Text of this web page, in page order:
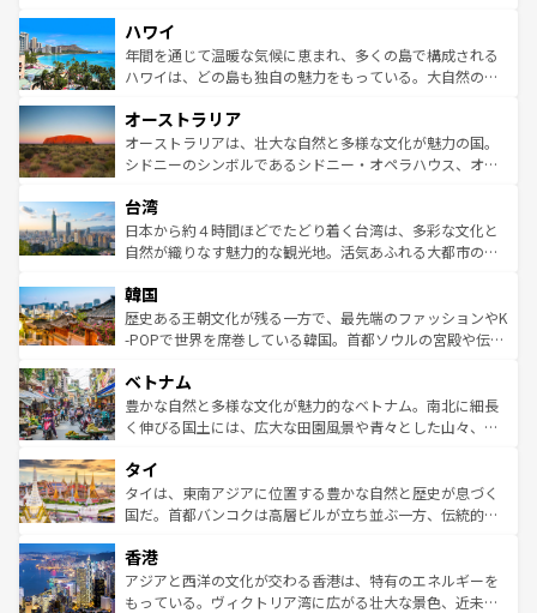
ば市内交通費無料で観光を楽しむこともできる。 なお、新
着のスイス情報はコンテンツ一覧 を参照してほしい。
のような巨大都市は、観光、ショッピング、エンターテイ
ンメントが詰まった刺激的なスポットだ。一方、アメリカ
西部には大自然が広がり、グランドキャニオンやイエロー
部のニューオーリンズでは、音楽と美食が融合した独特の
文化が魅力。旅行者はアメリカの各地域で異なる魅力を楽
しみながら、その多様性と豊かな歴史を感じることができ
ならではの贅沢な旅のスタイルだ。 なお、新着のアメリカ
情報はコンテンツ一覧を参照してほしい。
ハワイ
年間を通じて温暖な気候に恵まれ、多くの島で構成される
ハワイは、どの島も独自の魅力をもっている。大自然の神
ワイ島は見逃せない。また、定番の観光地といえばオアフ
島だが、静かな自然を求めるならマウイ島やカウアイ島が
おすすめ。エメラルドグリーンに輝く海をはじめ、豊かな
れるおもてなしの心で訪れる人々を迎えてくれるハワイの
人々、おいしいローカルフードやハワイアンミュージッ
ク、伝統的なフラダンスなど、すべてがハワイの魅力を彩
ワイを、存分に味わってほしい。 なお、新着のハワイ情報
はコンテンツ一覧を参照してほしい。
オーストラリア
オーストラリアは、壮大な自然と多様な文化が魅力の国。
シドニーのシンボルであるシドニー・オペラハウス、オー
リアリーフや大陸中央部にそびえるウルル（エアーズロッ
ク）、タスマニアの美しい原生林やケアンズの熱帯雨林な
ど、見どころがたくさん。また、カフェやワイン、オージ
いる。アクティビティも充実しており、サーフィンやダイ
ビング、ハイキングなど、アウトドア好きにはたまらな
い。オーストラリアの多彩な魅力を存分に味わいつくそ
参照してほしい。
台湾
日本から約４時間ほどでたどり着く台湾は、多彩な文化と
自然が織りなす魅力的な観光地。活気あふれる大都市の台
ン）、静ひつな山岳地帯である台湾東部など、都市の喧騒
と山間の静けさが共存しており、訪れる人に新しい発見と
驚きをもたらしてくれる。また、奥深い台湾の食文化も魅
容にもいいと評判のスイーツなど、バラエティ豊かな料理
が味わえる。 なお、新着の台湾情報は コンテンツ一覧を参
照してほしい。
韓国
歴史ある王朝文化が残る一方で、最先端のファッションやK
-POPで世界を席巻している韓国。首都ソウルの宮殿や伝統
き、地方に足を延ばせば四季折々の自然美を楽しむことが
できる。そして、キムチや焼肉、絶品のストリートフード
まで、さまざまな韓国料理が待っている。夜には、韓国な
リティに包まれながら、韓国の多彩な魅力を心ゆくまで味
わってみてほしい。 なお、新着の韓国情報はコンテンツ一
覧を参照してほしい。
ベトナム
豊かな自然と多様な文化が魅力的なベトナム。南北に細長
く伸びる国土には、広大な田園風景や青々とした山々、世
急速な発展と共に伝統が息づく。ハノイの古い町並みやホ
ーチミン市のフランス統治時代の建物も、独特の雰囲気を
醸し出している。また、バラエティの豊かさとおいしさで
とつ。フォーやバインミー、ベトナムコーヒーなどは、ぜ
ひ現地で味わいたい。どの地域を訪れてもあたたかい人々
が旅行者を迎えてくれるので、きっと忘れられない旅にな
タイ
タイは、東南アジアに位置する豊かな自然と歴史が息づく
国だ。首都バンコクは高層ビルが立ち並ぶ一方、伝統的な
の活気が交差している。北部ではチェンマイなどの山岳地
帯で自然と触れ合い、南部ではプーケットやクラビの美し
いビーチでリゾート気分を楽しむことができる。タイ料理
香港
アジアと西洋の文化が交わる香港は、特有のエネルギーを
もっている。ヴィクトリア湾に広がる壮大な景色、近未来